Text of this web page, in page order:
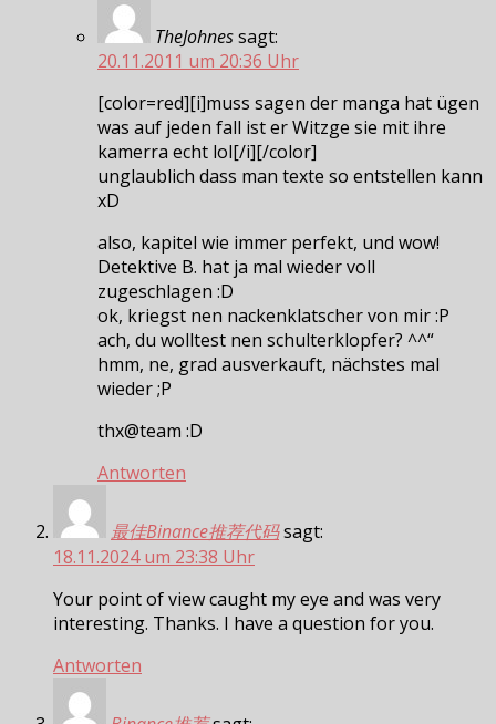
TheJohnessagt:
20.11.2011 um 20:36 Uhr
[color=red][i]muss sagen der manga hat ügen
was auf jeden fall ist er Witzge sie mit ihre
kamerra echt lol[/i][/color]
unglaublich dass man texte so entstellen kann
xD
also, kapitel wie immer perfekt, und wow!
Detektive B. hat ja mal wieder voll
zugeschlagen :D
ok, kriegst nen nackenklatscher von mir :P
ach, du wolltest nen schulterklopfer? ^^“
hmm, ne, grad ausverkauft, nächstes mal
wieder ;P
thx@team :D
Antworten
最佳Binance推荐代码sagt:
18.11.2024 um 23:38 Uhr
Your point of view caught my eye and was very
interesting. Thanks. I have a question for you.
Antworten